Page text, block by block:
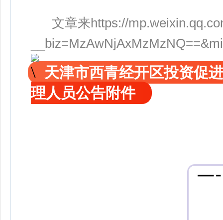
文章来https://
天津市西青经开区投资促
理人员公告附件